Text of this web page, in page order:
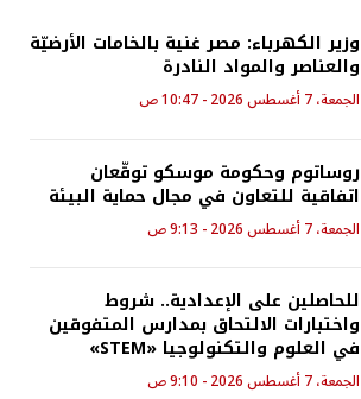
وزير الكهرباء: مصر غنية بالخامات الأرضيّة
والعناصر والمواد النادرة
الجمعة، 7 أغسطس 2026 - 10:47 ص
روساتوم وحكومة موسكو توقّعان
اتفاقية للتعاون في مجال حماية البيئة
الجمعة، 7 أغسطس 2026 - 9:13 ص
للحاصلين على الإعدادية.. شروط
واختبارات الالتحاق بمدارس المتفوقين
في العلوم والتكنولوجيا «STEM»
الجمعة، 7 أغسطس 2026 - 9:10 ص